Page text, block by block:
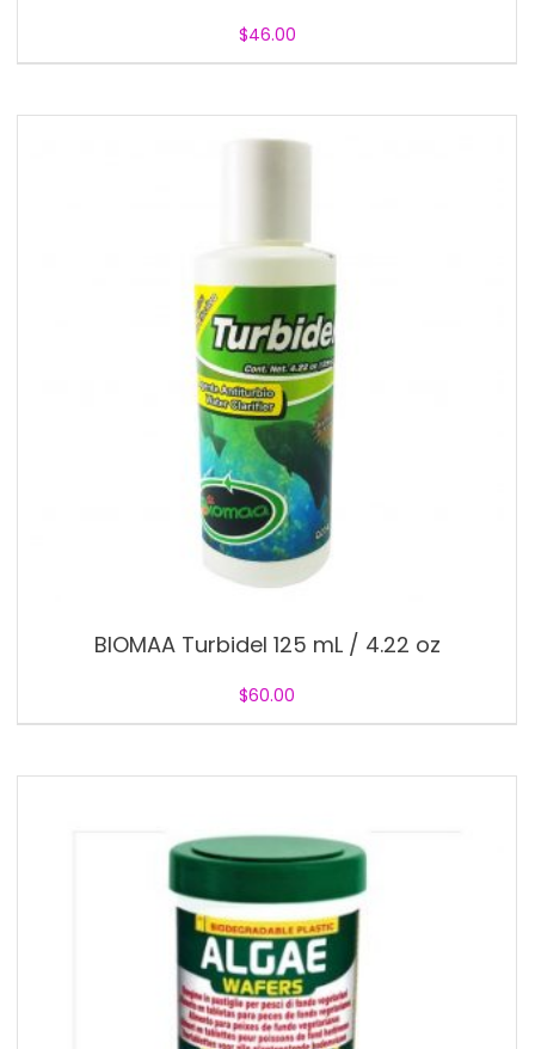
$46.00
BIOMAA Turbidel 125 mL / 4.22 oz
$60.00